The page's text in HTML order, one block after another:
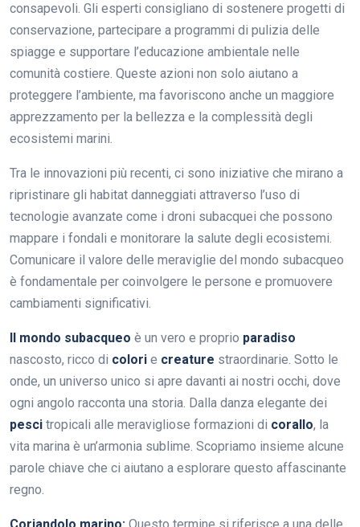
consapevoli. Gli esperti consigliano di sostenere progetti di
conservazione, partecipare a programmi di pulizia delle
spiagge e supportare l’educazione ambientale nelle
comunità costiere. Queste azioni non solo aiutano a
proteggere l’ambiente, ma favoriscono anche un maggiore
apprezzamento per la bellezza e la complessità degli
ecosistemi marini.
Tra le innovazioni più recenti, ci sono iniziative che mirano a
ripristinare gli habitat danneggiati attraverso l’uso di
tecnologie avanzate come i droni subacquei che possono
mappare i fondali e monitorare la salute degli ecosistemi.
Comunicare il valore delle meraviglie del mondo subacqueo
è fondamentale per coinvolgere le persone e promuovere
cambiamenti significativi.
Il mondo subacqueo è un vero e proprio paradiso
nascosto, ricco di colori e creature straordinarie. Sotto le
onde, un universo unico si apre davanti ai nostri occhi, dove
ogni angolo racconta una storia. Dalla danza elegante dei
pesci tropicali alle meravigliose formazioni di corallo, la
vita marina è un’armonia sublime. Scopriamo insieme alcune
parole chiave che ci aiutano a esplorare questo affascinante
regno.